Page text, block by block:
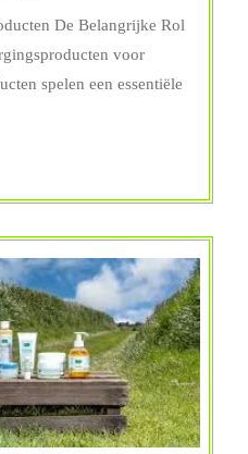
van
Betrouwbare
De Belangrijke Rol
voor
spelen een essentiële